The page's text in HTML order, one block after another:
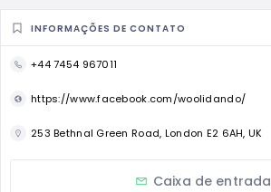
INFORMAÇÕES DE CONTATO
+44 7454 967011
https://www.facebook.com/woolidando/
253 Bethnal Green Road, London E2 6AH, UK
Caixa de entrada